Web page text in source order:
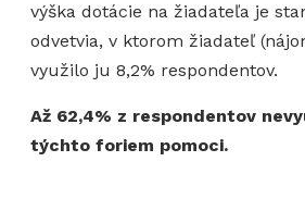
výška dotácie na žiadateľa je
odvetvia, v ktorom žiadateľ
využilo ju 8,2% respondentov.
Až 62,4% z respondentov
týchto foriem pomoci.